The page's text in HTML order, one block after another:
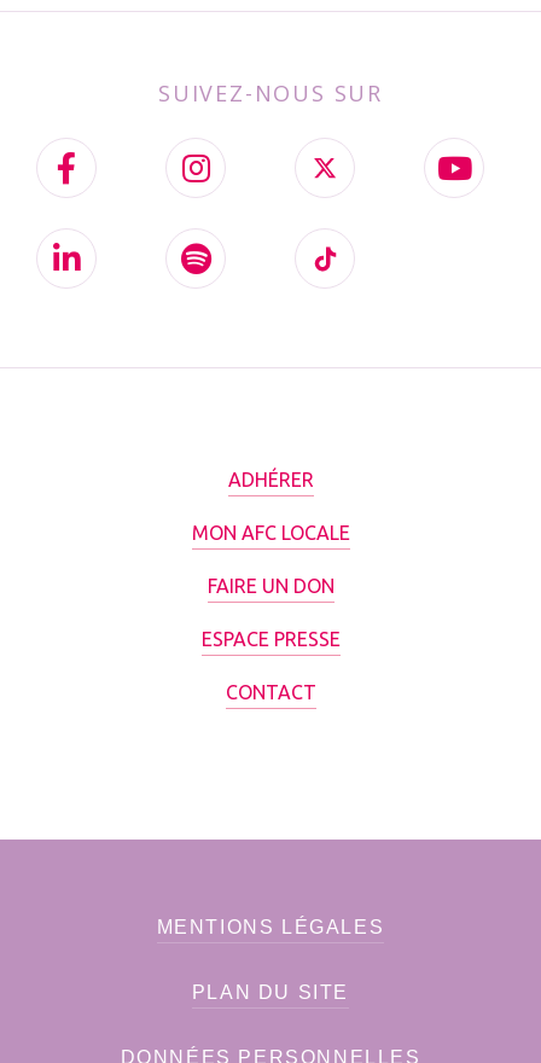
SUIVEZ-NOUS SUR
ADHÉRER
MON AFC LOCALE
FAIRE UN DON
ESPACE PRESSE
CONTACT
MENTIONS LÉGALES
PLAN DU SITE
DONNÉES PERSONNELLES